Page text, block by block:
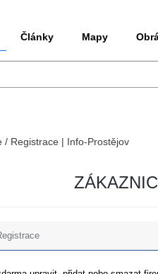
Články Mapy
/ Registrace | Info-Prostějov